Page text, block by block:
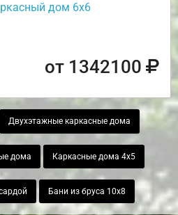
дом 6х6
от 1342100
Двухэтажные каркасные дома
дома Каркасные дома 4х5
Бани из бруса 10х8